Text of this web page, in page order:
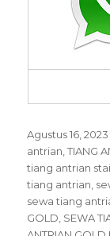
Posted
on
Agustus 16, 2023
antrian ,TIANG
tiang antrian
tiang antrian
sewa tiang
GOLD SEWA